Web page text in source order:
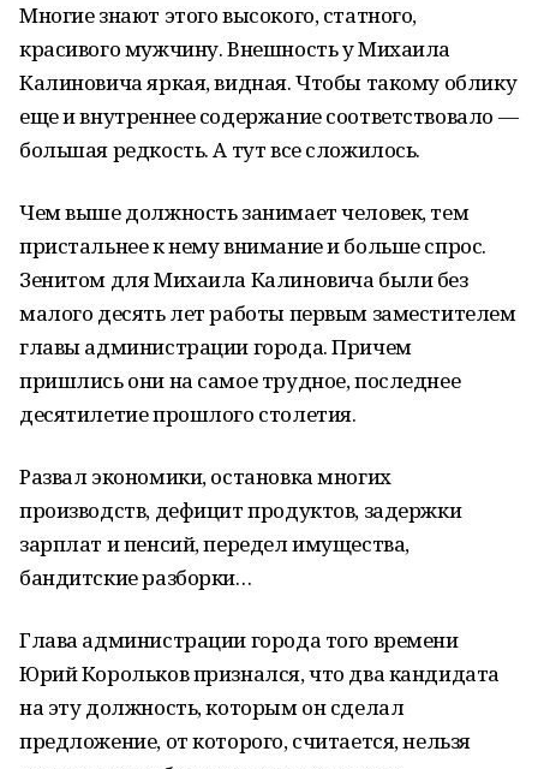
Многие знают этого высокого, статного,
красивого мужчину. Внешность у Михаила
Калиновича яркая, видная. Чтобы такому облику
еще и внутреннее содержание соответствовало —
большая редкость. А тут все сложилось.
Чем выше должность занимает человек, тем
пристальнее к нему внимание и больше спрос.
Зенитом для Михаила Калиновича были без
малого десять лет работы первым заместителем
главы администрации города. Причем
пришлись они на самое трудное, последнее
десятилетие прошлого столетия.
Развал экономики, остановка многих
производств, дефицит продуктов, задержки
зарплат и пенсий, передел имущества,
бандитские разборки…
Глава администрации города того времени
Юрий Корольков признался, что два кандидата
на эту должность, которым он сделал
предложение, от которого, считается, нельзя